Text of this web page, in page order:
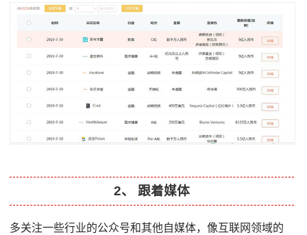
2、 跟着媒体
多关注一些行业的公众号和其他自媒体，像互联网领域的